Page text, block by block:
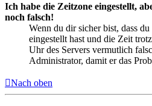
Ich habe die Zeitzone eingestellt,
noch falsch!
Wenn du dir sicher bist, dass
eingestellt hast und die Zeit
Uhr des Servers vermutlich
Administrator, damit er das
Nach oben